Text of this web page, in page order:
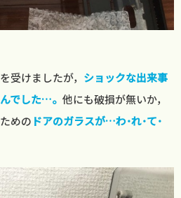
を受けましたが， ショックな出来事
でした…。 他にも破損が無いか，
めの ドアのガラスが…わ･れ･て･